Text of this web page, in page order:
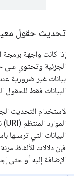
تحديث حقول
إذا كانت واجهة
الجزئية وتحتوي على
بيانات غير ضرورية
البيانات فقط للحقول
لاستخدام التحديث
الموارد المنتظم (URI) نفسه الذي تستخدمه مع
البيانات التي ترسلها
فإن دلالات الألفاظ
الإضافة إليه أو حتى